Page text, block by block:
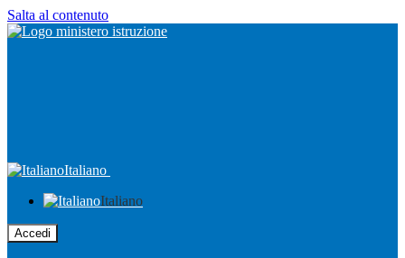
Salta al contenuto
Italiano
Italiano
Accedi